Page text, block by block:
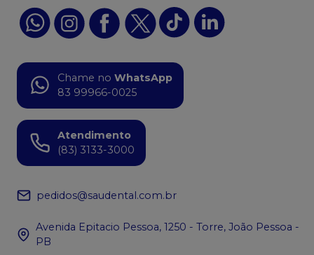
Chame no WhatsApp
83 99966-0025
Atendimento
(83) 3133-3000
pedidos@saudental.com.br
Avenida Epitacio Pessoa, 1250 - Torre, João Pessoa -
PB